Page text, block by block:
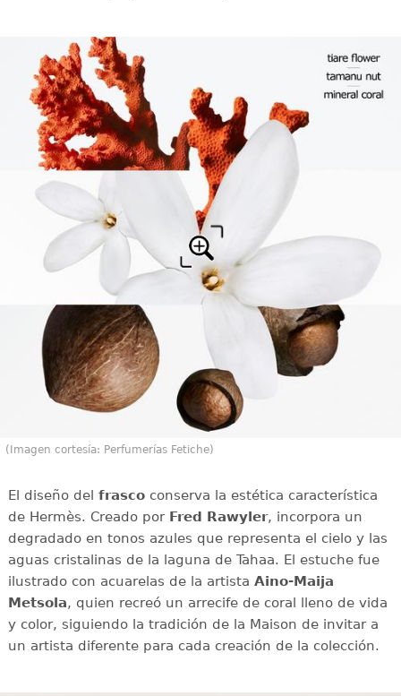
(Imagen cortesía: Perfumerías Fetiche)
El diseño del frascoconserva la estética característica
de Hermès. Creado por Fred Rawyler, incorpora un
degradado en tonos azules que representa el cielo y las
aguas cristalinas de la laguna de Tahaa. El estuche fue
ilustrado con acuarelas de la artista Aino-Maija
Metsola, quien recreó un arrecife de coral lleno de vida
y color, siguiendo la tradición de la Maison de invitar a
un artista diferente para cada creación de la colección.